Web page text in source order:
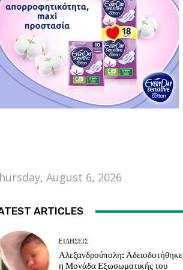
August 6, 2026
ARTICLES
EΙΔΗΣΕΙΣ
Αλεξανδρούπολη: Αδειοδοτήθηκε
η Μονάδα Εξωσωματικής του